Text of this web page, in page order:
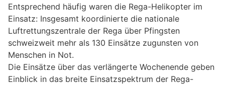
Entsprechend häufig waren die Rega-Helikopter im
Einsatz: Insgesamt koordinierte die nationale
Luftrettungszentrale der Rega über Pfingsten
schweizweit mehr als 130 Einsätze zugunsten von
Menschen in Not.
Die Einsätze über das verlängerte Wochenende geben
Einblick in das breite Einsatzspektrum der Rega-